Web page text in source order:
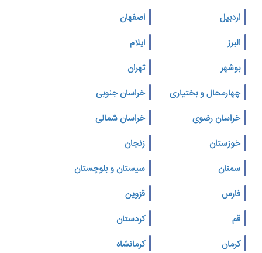
اردبیل
اصفهان
البرز
ایلام
بوشهر
تهران
چهارمحال و بختیاری
خراسان جنوبی
خراسان رضوی
خراسان شمالی
خوزستان
زنجان
سمنان
سیستان و بلوچستان
فارس
قزوین
قم
کردستان
کرمان
کرمانشاه